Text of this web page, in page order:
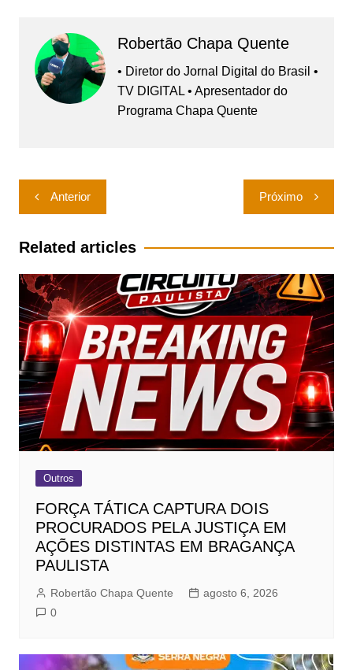
Robertão Chapa Quente
• Diretor do Jornal Digital do Brasil •
TV DIGITAL • Apresentador do
Programa Chapa Quente
Navegação
de
Post
Anterior Próximo
Related articles
Outros
FORÇA TÁTICA CAPTURA DOIS
PROCURADOS PELA JUSTIÇA EM
AÇÕES DISTINTAS EM BRAGANÇA
PAULISTA
Robertão Chapa Quente
agosto 6, 2026
0